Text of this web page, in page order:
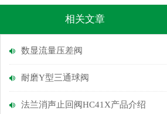
相关文章
数显流量压差阀
耐磨Y型三通球阀
法兰消声止回阀HC41X产品介绍